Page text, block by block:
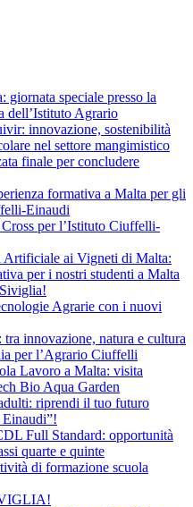
giornata speciale presso la
dell’Istituto Agrario
innovazione, sostenibilità
nel settore mangimistico
finale per concludere
formativa a Malta per gli
Einaudi
per l’Istituto Ciuffelli-
Artificiale ai Vigneti di Malta:
per i nostri studenti a Malta
Agrarie con i nuovi
innovazione, natura e cultura
per l’Agrario Ciuffelli
Lavoro a Malta: visita
Bio Aqua Garden
riprendi il tuo futuro
Full Standard: opportunità
quarte e quinte
di formazione scuola